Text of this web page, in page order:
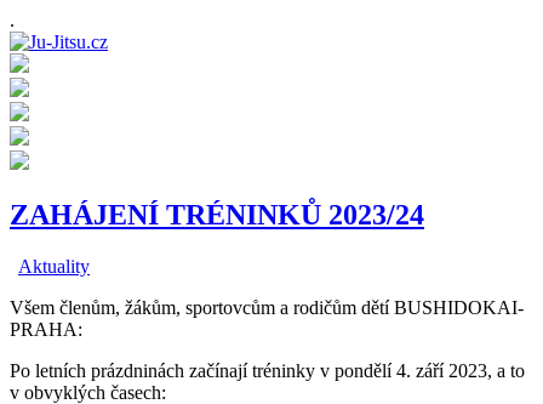
.
ZAHÁJENÍ TRÉNINKŮ 2023/24
Aktuality
Všem členům, žákům, sportovcům a rodičům dětí BUSHIDOKAI-
PRAHA:
Po letních prázdninách začínají tréninky v pondělí 4. září 2023, a to
v obvyklých časech: